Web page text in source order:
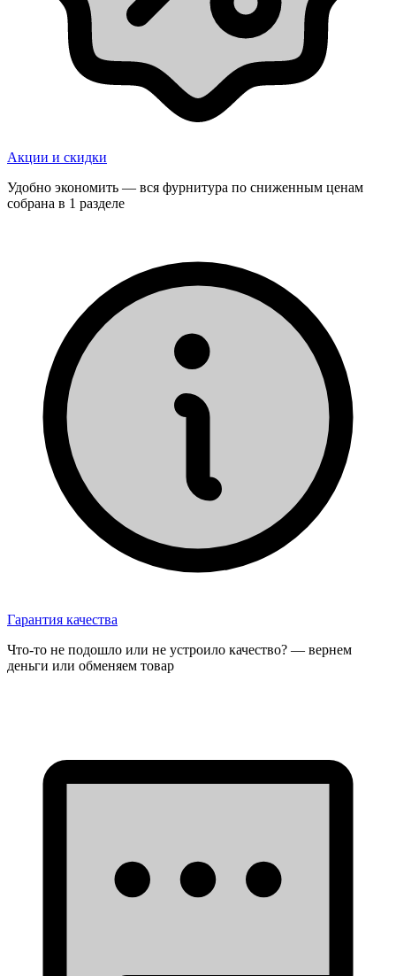
Акции и скидки
Удобно экономить — вся фурнитура по сниженным ценам
собрана в 1 разделе
Гарантия качества
Что-то не подошло или не устроило качество? — вернем
деньги или обменяем товар